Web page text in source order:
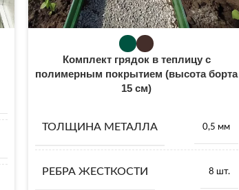
Комплект грядок в теплицу с
полимерным покрытием (высота борта
15 см)
ТОЛЩИНА МЕТАЛЛА 0,5 мм
РЕБРА ЖЕСТКОСТИ 8 шт.